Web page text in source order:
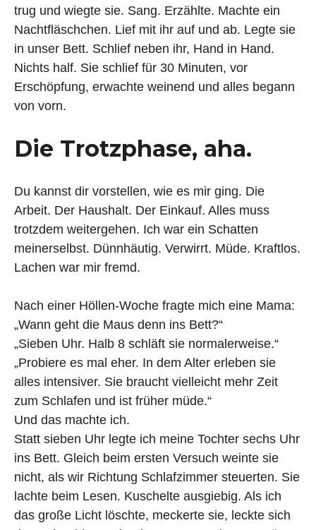
trug und wiegte sie. Sang. Erzählte. Machte ein
Nachtfläschchen. Lief mit ihr auf und ab. Legte sie
in unser Bett. Schlief neben ihr, Hand in Hand.
Nichts half. Sie schlief für 30 Minuten, vor
Erschöpfung, erwachte weinend und alles begann
von vorn.
Die Trotzphase, aha.
Du kannst dir vorstellen, wie es mir ging. Die
Arbeit. Der Haushalt. Der Einkauf. Alles muss
trotzdem weitergehen. Ich war ein Schatten
meinerselbst. Dünnhäutig. Verwirrt. Müde. Kraftlos.
Lachen war mir fremd.
Nach einer Höllen-Woche fragte mich eine Mama:
„Wann geht die Maus denn ins Bett?“
„Sieben Uhr. Halb 8 schläft sie normalerweise.“
„Probiere es mal eher. In dem Alter erleben sie
alles intensiver. Sie braucht vielleicht mehr Zeit
zum Schlafen und ist früher müde.“
Und das machte ich.
Statt sieben Uhr legte ich meine Tochter sechs Uhr
ins Bett. Gleich beim ersten Versuch weinte sie
nicht, als wir Richtung Schlafzimmer steuerten. Sie
lachte beim Lesen. Kuschelte ausgiebig. Als ich
das große Licht löschte, meckerte sie, leckte sich